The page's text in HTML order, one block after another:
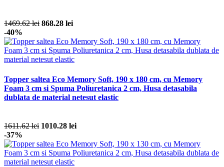
1469.62 lei 868.28 lei
-40%
Topper saltea Eco Memory Soft, 190 x 180 cm, cu Memory
Foam 3 cm si Spuma Poliuretanica 2 cm, Husa detasabila
dublata de material netesut elastic
1611.62 lei 1010.28 lei
-37%